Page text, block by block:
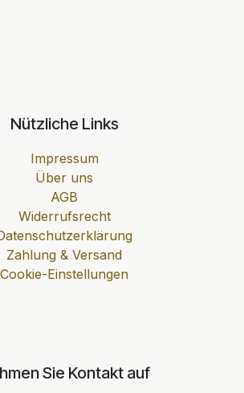
Nützliche Links
Impressum
Über uns
AGB
Widerrufsrecht
Zahlung & Versand
Cookie-Einstellungen
Sie Kontakt auf